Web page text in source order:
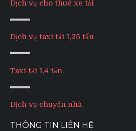
Dịch vụ cho thuê xe tải
Dịch vụ taxi tải 1,25 tấn
Taxi tải 1,4 tấn
Dịch vụ chuyển nhà
THÔNG TIN LIÊN HỆ